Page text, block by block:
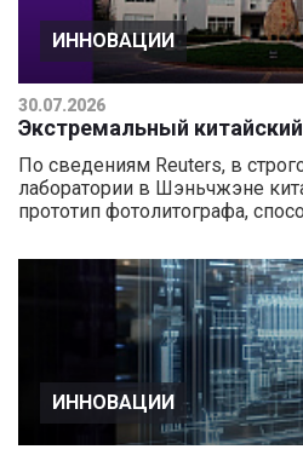
ИННОВАЦИИ
30.07.2026
Экстремальный
По сведениям Reuters, в
лаборатории в Шэньчжэне
прототип фотолитографа,
ИННОВАЦИИ